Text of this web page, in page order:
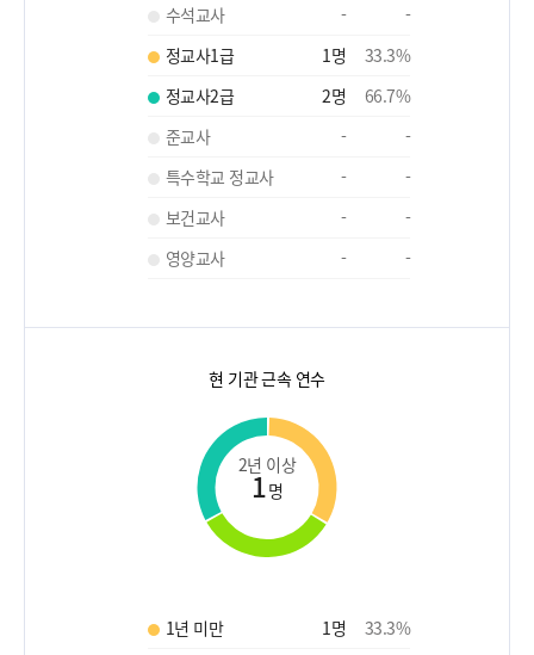
수석교사 -
-
정교사1급
1명 33.3%
정교사2급
2명 66.7%
준교사
-
-
특수학교 정교사
-
-
보건교사
-
-
영양교사
- -
현 기관 근속 연수
2년 이상
1명
1년 미만 1명 33.3%